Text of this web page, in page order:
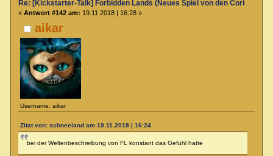
aikar
Username: aikar
Re: [Kickstarter-Talk] Forbidden Lands (Neues Spiel von den Coriolis-
« Antwort #142 am: 19.11.2018 | 16:28 »
Zitat von: schneeland am 19.11.2018 | 16:24
bei der Weltenbeschreibung von FL konstant das Gefühl hatte